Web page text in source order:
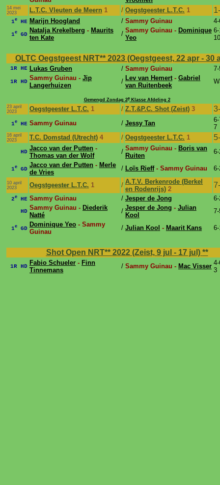
14 mei
2023
L.T.C. Vleuten de Meern 1 / Oegstgeester L.T.C. 1
1e HE Marijn Hoogland / Sammy Guinau
1e GD
Natalja Krekelberg - Maurits
ten Kate
/ Sammy Guinau - Dominique
Yeo
OLTC Oegstgeest NRT** 2023 (Oegstgeest, 22 apr - 30
1R HE Lukas Gruben / Sammy Guinau
1R HD Sammy Guinau - Jip
Langerhuizen
/ Lev van Hemert- Gabriel
van Ruitenbeek
Gemengd Zondag 2eKlasse Afdeling 2
23 april
2023
Oegstgeester L.T.C. 1 / Z.T.&P.C. Shot (Zeist) 3
1e HE Sammy Guinau / Jessy Tan
7
16 april
2023
T.C. Domstad (Utrecht) 4 / Oegstgeester L.T.C. 1
HD Jacco van der Putten -
Thomas van der Wolf
/ Sammy Guinau - Boris van
Ruiten
1e GD
Jacco van der Putten - Merle
de Vries
/ Loïs Rieff- Sammy Guinau
10 april
2023
Oegstgeester L.T.C. 1 / A.T.V. Berkenrode (Berkel
en Rodenrijs) 2
2e HE Sammy Guinau / Jesper de Jong
HD Sammy Guinau - Diederik
Natté
/ Jesper de Jong - Julian
Kool
1e GD
Dominique Yeo - Sammy
Guinau
/ Julian Kool - Maarit Kans
Shot Open NRT** 2022 (Zeist, 9 jul - 17 jul) **
1R HD Fabio Schueler - Finn
Tinnemans
/ Sammy Guinau - Mac Visser
3